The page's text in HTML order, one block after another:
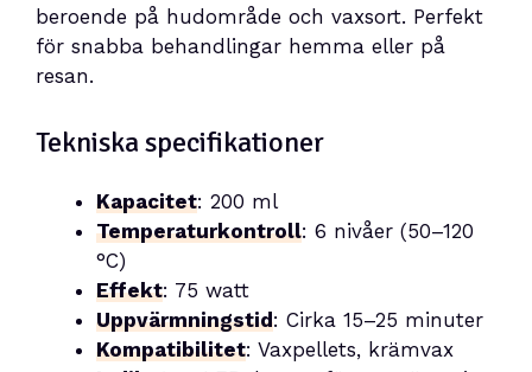
beroende på hudområde och vaxsort. Perfekt
för snabba behandlingar hemma eller på
resan.
Tekniska specifikationer
Kapacitet: 200 ml
Temperaturkontroll: 6 nivåer (50–120
°C)
Effekt: 75 watt
Uppvärmningstid: Cirka 15–25 minuter
Kompatibilitet: Vaxpellets, krämvax